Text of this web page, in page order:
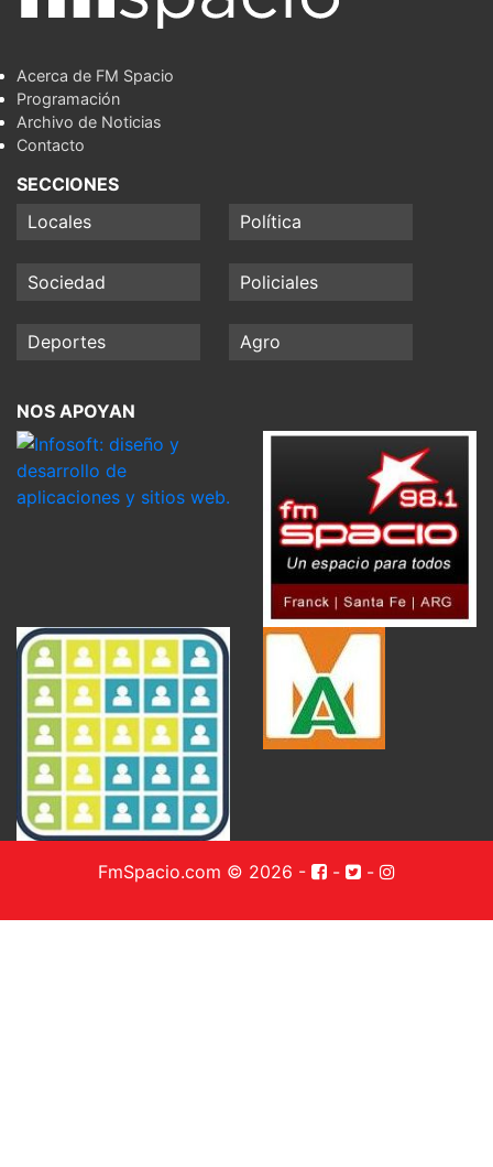
Acerca de FM Spacio
Programación
Archivo de Noticias
Contacto
SECCIONES
Locales
Política
Sociedad Policiales
Deportes Agro
NOS APOYAN
FmSpacio.com © 2026 - - -